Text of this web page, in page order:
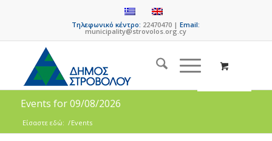
Τηλεφωνικό κέντρο: 22470470 |Email:
municipality@strovolos.org.cy
Events for 09/08/2026
Είσαστε εδώ: /Events